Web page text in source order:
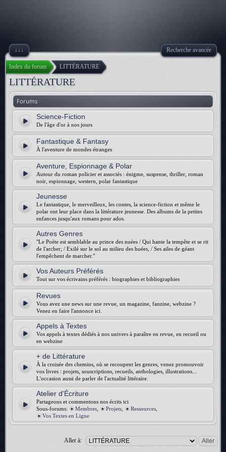
↓↓↓ Recherche avancée
Index du forum LITTÉRATURE
LITTÉRATURE
Forums
Science-Fiction
De l'âge d'or à nos jours
Fantastique & Fantasy
À l'aventure de mondes étranges
Aventure, Espionnage & Polar
Autour du roman policier et associés : énigme, suspense, thriller, roman
noir, espionnage, western, polar fantastique
Jeunesse
Le fantastique, le merveilleux, les contes, la science-fiction et même le
polar ont leur place dans la littérature jeunesse. Des albums de la petites
enfances jusqu'aux romans pour ados.
Autres Genres
"Le Poète est semblable au prince des nuées / Qui hante la tempête et se rit
de l'archer; / Exilé sur le sol au milieu des huées, / Ses ailes de géant
l'empêchent de marcher."
Vos Auteurs Préférés
Tout sur vos écrivains préférés : biographies et bibliographies
Revues
Vous avez une news sur une revue, un magazine, fanzine, webzine ?
Venez en faire l'annonce ici.
Appels à Textes
Vos appels à textes dédiés à nos univers à paraître en revue, en recueil ou
en webzine
+ de Littérature
À la croisée des chemins, où se recoupent les genres, venez promouvoir
vos livres : projets, souscriptions, recueils, anthologies, illustrations...
L'occasion aussi de parler de l'actualité littéraire.
Atelier d'Écriture
Partageons et commentons nos écrits ici
Sous-forums:
Membres Projets Ressources
Vos Textes en Ligne
Aller à: